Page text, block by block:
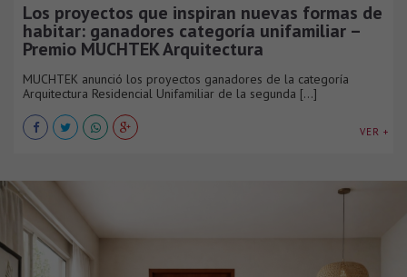
Los proyectos que inspiran nuevas formas de
habitar: ganadores categoría unifamiliar –
Premio MUCHTEK Arquitectura
MUCHTEK anunció los proyectos ganadores de la categoría
Arquitectura Residencial Unifamiliar de la segunda [...]
VER +